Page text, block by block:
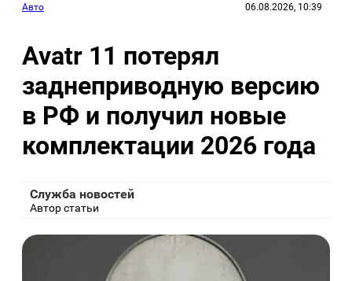
Авто 06.08.2026, 10:39
Avatr 11 потерял
заднеприводную версию
в РФ и получил новые
комплектации 2026 года
Служба новостей
Автор статьи